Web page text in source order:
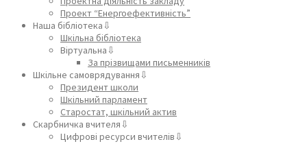
Проект “Енергоефективність”
Наша бібліотека⇩
Шкільна бібліотека
Віртуальна⇩
За прізвищами письменників
Шкільне самоврядування⇩
Президент школи
Шкільний парламент
Старостат, шкільний актив
Скарбничка вчителя⇩
Цифрові ресурси вчителів⇩